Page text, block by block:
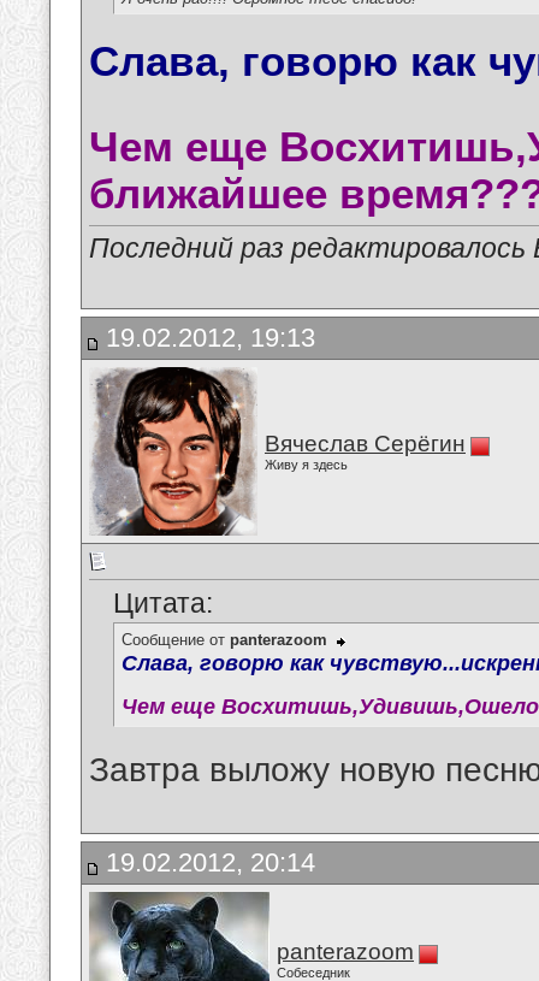
Слава, говорю как
Чем еще
ближайшее
Последний раз
19.02.2012, 19:13
Вячеслав Серёгин
Живу я здесь
Цитата:
Сообщение от panterazoom
Слава, говорю как
Чем еще
Завтра выложу новую
19.02.2012, 20:14
panterazoom
Собеседник